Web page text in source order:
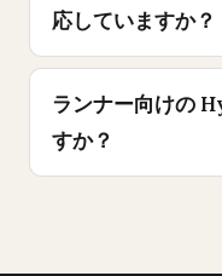
応していますか？
ランナー向けの
すか？